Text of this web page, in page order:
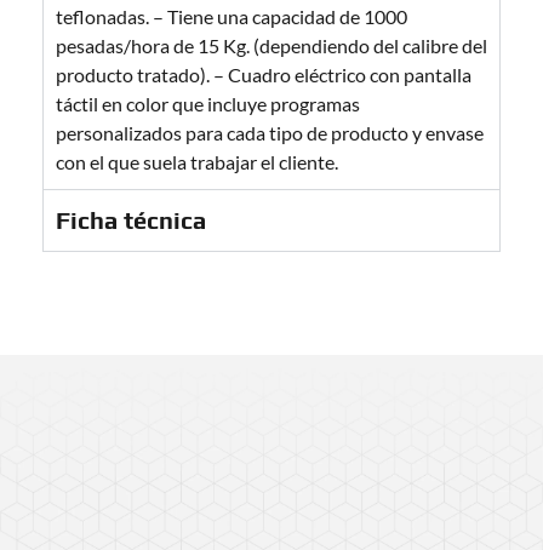
teflonadas. – Tiene una capacidad de 1000
pesadas/hora de 15 Kg. (dependiendo del calibre del
producto tratado). – Cuadro eléctrico con pantalla
táctil en color que incluye programas
personalizados para cada tipo de producto y envase
con el que suela trabajar el cliente.
Ficha técnica